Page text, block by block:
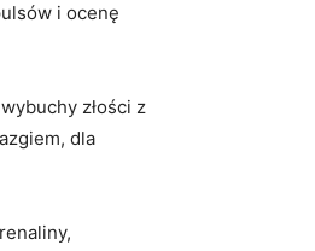
i ocenę
złości z
dla